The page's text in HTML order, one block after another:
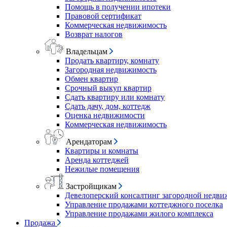
Помощь в получении ипотеки
Правовой сертификат
Коммерческая недвижимость
Возврат налогов
Владельцам
Продать квартиру, комнату
Загородная недвижимость
Обмен квартир
Срочный выкуп квартир
Сдать квартиру или комнату
Сдать дачу, дом, коттедж
Оценка недвижимости
Коммерческая недвижимость
Арендаторам
Квартиры и комнаты
Аренда коттеджей
Нежилые помещения
Застройщикам
Девелоперский консалтинг загородной
Управление продажами коттеджного поселка
Управление продажами жилого комплекса
Продажа